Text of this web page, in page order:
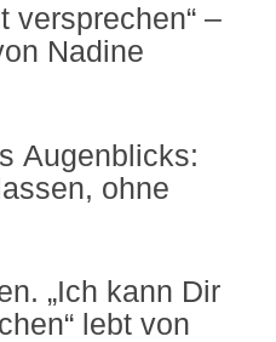
versprechen“ –
Nadine
Augenblicks:
ohne
„Ich kann Dir
lebt von